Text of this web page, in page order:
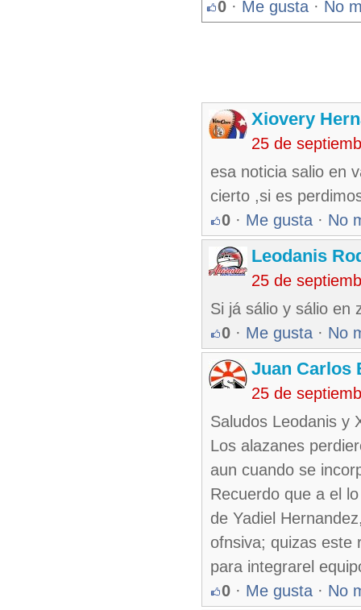
0 · Me gusta · No
Xiovery
25 de
esa noticia salio en
cierto ,si es
0 · Me gusta · No
Leodanis
25 de
Si já sálio y sálio en
0 · Me gusta · No
Juan Carlos
25 de
Saludos Leodanis y
Los alazanes
aun cuando se
Recuerdo que a el
de Yadiel
ofnsiva; quizas este
para integrarel
0 · Me gusta · No